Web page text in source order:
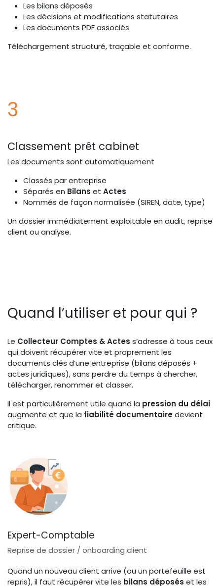
Les bilans déposés
Les décisions et modifications statutaires
Les documents PDF associés
Téléchargement structuré, traçable et conforme.
3
Classement prêt cabinet
Les documents sont automatiquement
Classés par entreprise
Séparés en Bilans et Actes
Nommés de façon normalisée (SIREN, date, type)
Un dossier immédiatement exploitable en audit, reprise
client ou analyse.
Quand l’utiliser et pour qui ?
Le Collecteur Comptes & Actes s’adresse à tous ceux
qui doivent récupérer vite et proprement les
documents clés d’une entreprise (bilans déposés +
actes juridiques), sans perdre du temps à chercher,
télécharger, renommer et classer.
Il est particulièrement utile quand la pression du délai
augmente et que la fiabilité documentairedevient
critique.
Expert-Comptable
Reprise de dossier / onboarding client
Quand un nouveau client arrive (ou un portefeuille est
repris), il faut récupérer vite les bilans déposés et les